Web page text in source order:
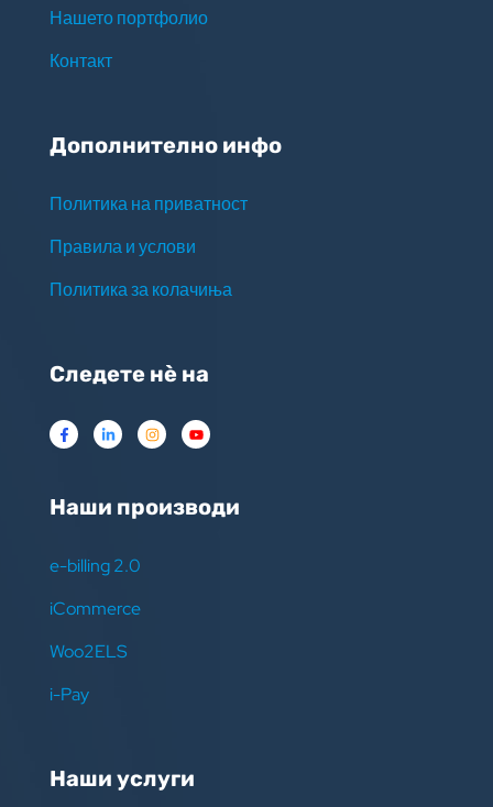
Нашето портфолио
Контакт
Дополнително инфо
Политика на приватност
Правила и услови
Политика за колачиња
Следете нѐ на
Наши производи
e-billing 2.0
iCommerce
Woo2ELS
i-Pay
Наши услуги